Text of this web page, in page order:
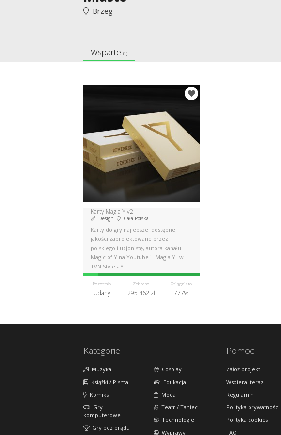
Brzeg
Wsparte (1)
Karty Magia Y v2
Design Cała Polska
Karty do gry najlepszej dostępnej
jakości zaprojektowane przez
polskiego iluzjonistę, autora kanału
Magic of Y na Youtube i "Magia Y" w
TVN Style - Y.
Pozostało
Udany
Zebrano
295 462 zł
Osiągnięto
777%
Kategorie
Muzyka
Książki / Pisma
Komiks
Gry
komputerowe
Gry bez prądu
Cosplay
Edukacja
Moda
Teatr / Taniec
Technologie
Wyprawy
Pomoc
Załóż projekt
Wspieraj teraz
Regulamin
Polityka prywatności
Polityka cookies
FAQ